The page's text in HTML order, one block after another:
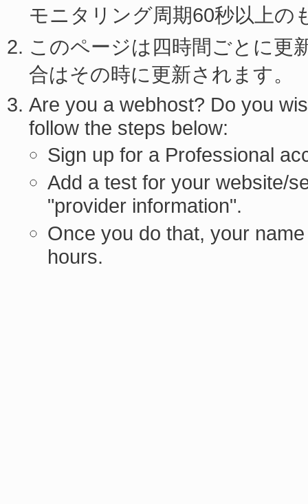
モニタリング周期60秒以上の
このページは四時間ごとに更
合はその時に更新されます。
Are you a webhost? Do you
follow the steps below:
Sign up for a Professional
Add a test for your website/
"provider information".
Once you do that, your
hours.